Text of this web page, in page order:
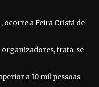
ocorre a Feira Cristã de
organizadores, trata-se
a 10 mil pessoas